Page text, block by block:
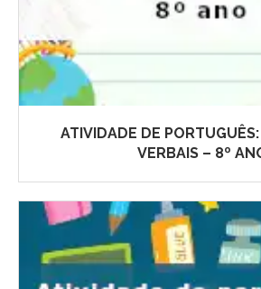
ATIVIDADE DE
VERBAIS – 8º